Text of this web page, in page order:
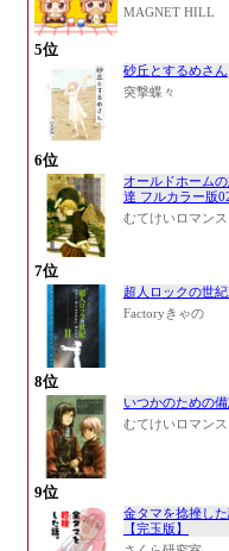
MAGNET HILL
5位
砂丘とするめさん
突撃蝶々
6位
オールドホームの
達 フルカラー版
むてけいロマンス
7位
超人ロックの世
Factoryきゃの
8位
いつかのための
むてけいロマンス
9位
金タマを捻挫し
【完玉版】